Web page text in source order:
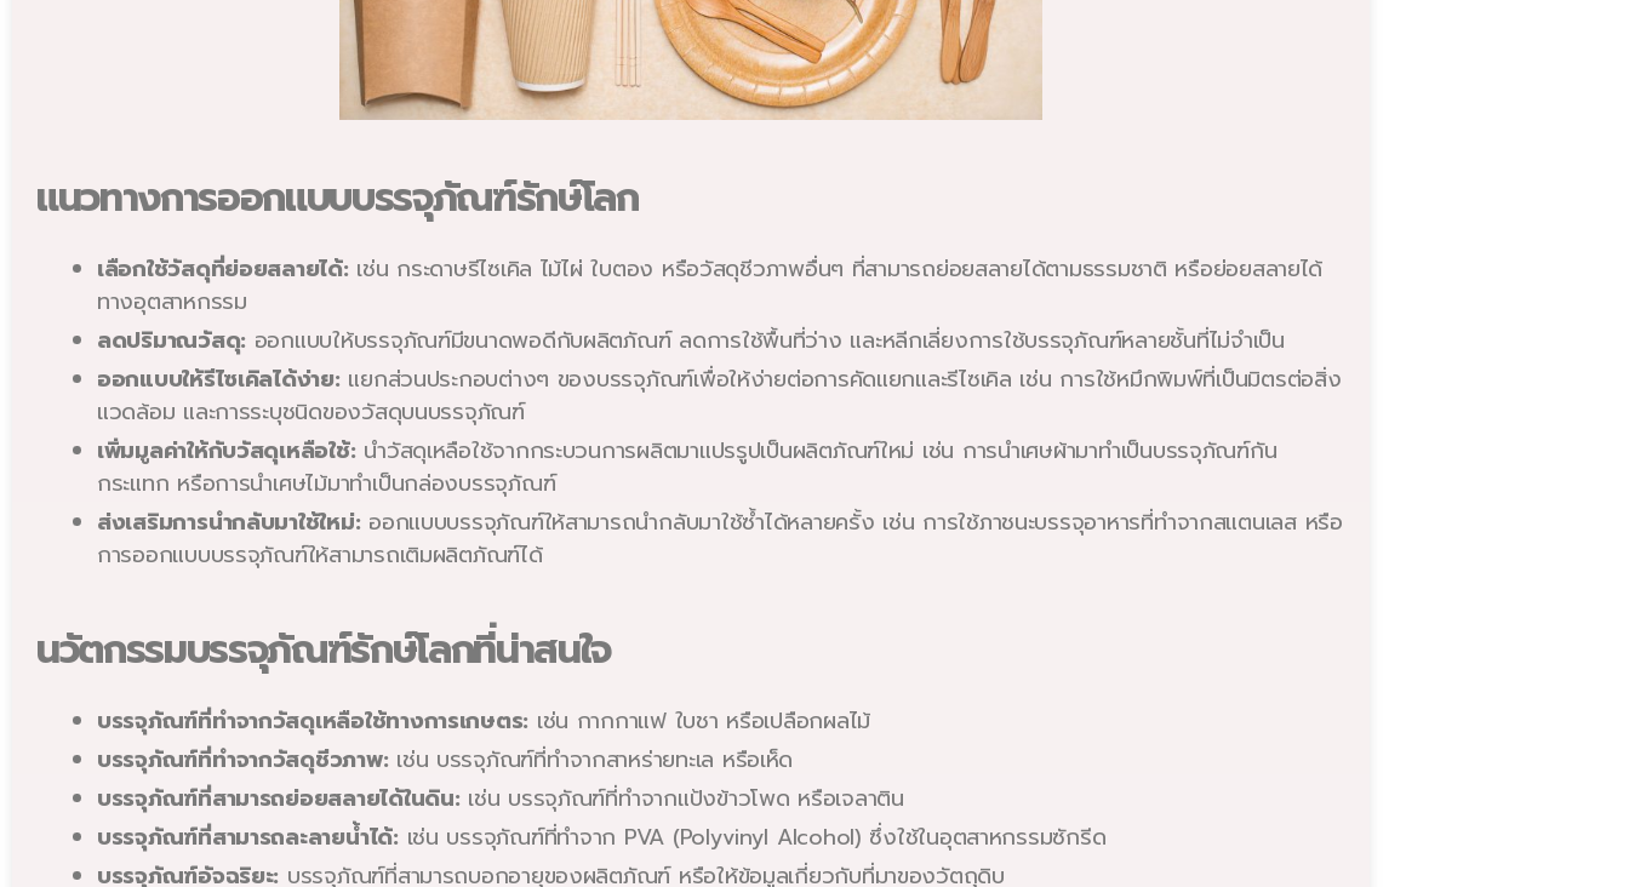
แนวทางการออกแบบบรรจุภัณฑ์รักษ์โลก
เลือกใช้วัสดุที่ย่อยสลายได้: เช่น กระดาษรีไซเคิล ไม้ไผ่ ใบตอง หรือวัสดุชีวภาพอื่นๆ ที่สามารถย่อยสลายได้ตามธรรมชาติ หรือย่อยสลายได้
ทางอุตสาหกรรม
ลดปริมาณวัสดุ: ออกแบบให้บรรจุภัณฑ์มีขนาดพอดีกับผลิตภัณฑ์ ลดการใช้พื้นที่ว่าง และหลีกเลี่ยงการใช้บรรจุภัณฑ์หลายชั้นที่ไม่จำเป็น
ออกแบบให้รีไซเคิลได้ง่าย: แยกส่วนประกอบต่างๆ ของบรรจุภัณฑ์เพื่อให้ง่ายต่อการคัดแยกและรีไซเคิล เช่น การใช้หมึกพิมพ์ที่เป็นมิตรต่อสิ่ง
แวดล้อม และการระบุชนิดของวัสดุบนบรรจุภัณฑ์
เพิ่มมูลค่าให้กับวัสดุเหลือใช้: นำวัสดุเหลือใช้จากกระบวนการผลิตมาแปรรูปเป็นผลิตภัณฑ์ใหม่ เช่น การนำเศษผ้ามาทำเป็นบรรจุภัณฑ์กัน
กระแทก หรือการนำเศษไม้มาทำเป็นกล่องบรรจุภัณฑ์
ส่งเสริมการนำกลับมาใช้ใหม่: ออกแบบบรรจุภัณฑ์ให้สามารถนำกลับมาใช้ซ้ำได้หลายครั้ง เช่น การใช้ภาชนะบรรจุอาหารที่ทำจากสแตนเลส หรือ
การออกแบบบรรจุภัณฑ์ให้สามารถเติมผลิตภัณฑ์ได้
นวัตกรรมบรรจุภัณฑ์รักษ์โลกที่น่าสนใจ
บรรจุภัณฑ์ที่ทำจากวัสดุเหลือใช้ทางการเกษตร: เช่น กากกาแฟ ใบชา หรือเปลือกผลไม้
บรรจุภัณฑ์ที่ทำจากวัสดุชีวภาพ: เช่น บรรจุภัณฑ์ที่ทำจากสาหร่ายทะเล หรือเห็ด
บรรจุภัณฑ์ที่สามารถย่อยสลายได้ในดิน: เช่น บรรจุภัณฑ์ที่ทำจากแป้งข้าวโพด หรือเจลาติน
บรรจุภัณฑ์ที่สามารถละลายน้ำได้: เช่น บรรจุภัณฑ์ที่ทำจาก PVA (Polyvinyl Alcohol) ซึ่งใช้ในอุตสาหกรรมซักรีด
บรรจุภัณฑ์อัจฉริยะ: บรรจุภัณฑ์ที่สามารถบอกอายุของผลิตภัณฑ์ หรือให้ข้อมูลเกี่ยวกับที่มาของวัตถุดิบ